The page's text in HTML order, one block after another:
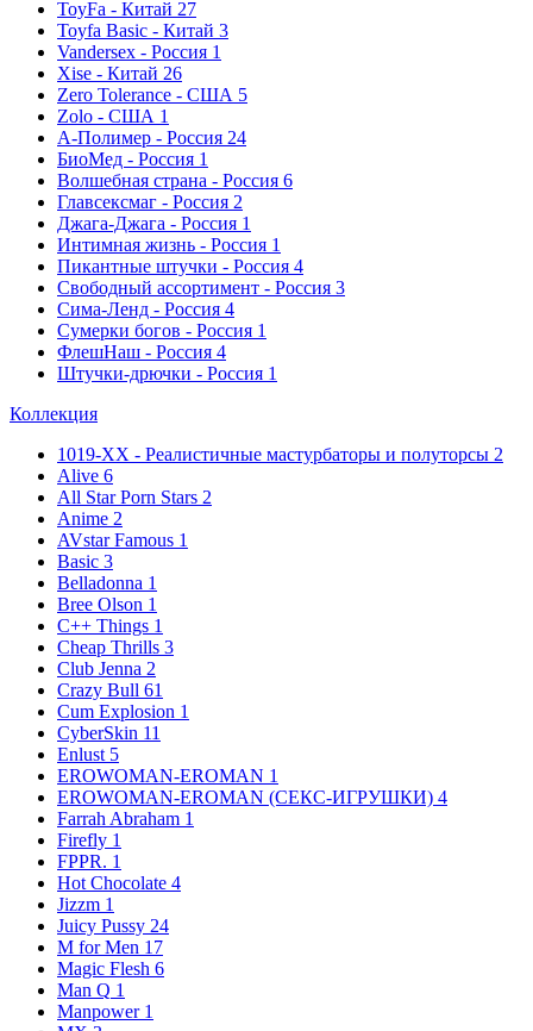
ToyFa - Китай 27
Toyfa Basic - Китай 3
Vandersex - Россия 1
Xise - Китай 26
Zero Tolerance - США 5
Zolo - США 1
А-Полимер - Россия 24
БиоМед - Россия 1
Волшебная страна - Россия 6
Главсексмаг - Россия 2
Джага-Джага - Россия 1
Интимная жизнь - Россия 1
Пикантные штучки - Россия 4
Свободный ассортимент - Россия 3
Сима-Ленд - Россия 4
Сумерки богов - Россия 1
ФлешНаш - Россия 4
Штучки-дрючки - Россия 1
Коллекция
1019-ХХ - Реалистичные мастурбаторы и полуторсы 2
Alive 6
All Star Porn Stars 2
Anime 2
AVstar Famous 1
Basic 3
Belladonna 1
Bree Olson 1
C++ Things 1
Cheap Thrills 3
Club Jenna 2
Crazy Bull 61
Cum Explosion 1
CyberSkin 11
Enlust 5
EROWOMAN-EROMAN 1
EROWOMAN-EROMAN (СЕКС-ИГРУШКИ) 4
Farrah Abraham 1
Firefly 1
FPPR. 1
Hot Chocolate 4
Jizzm 1
Juicy Pussy 24
M for Men 17
Magic Flesh 6
Man Q 1
Manpower 1